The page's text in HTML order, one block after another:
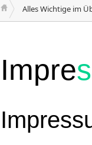
Alles Wichtige im
Impre